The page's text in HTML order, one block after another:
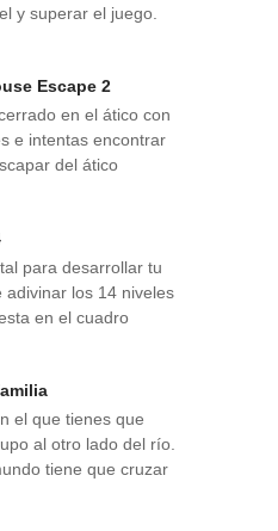
y superar el juego.
Escape 2
en el ático con
e intentas encontrar
del ático
para desarrollar tu
adivinar los 14 niveles
en el cuadro
el que tienes que
al otro lado del río.
tiene que cruzar